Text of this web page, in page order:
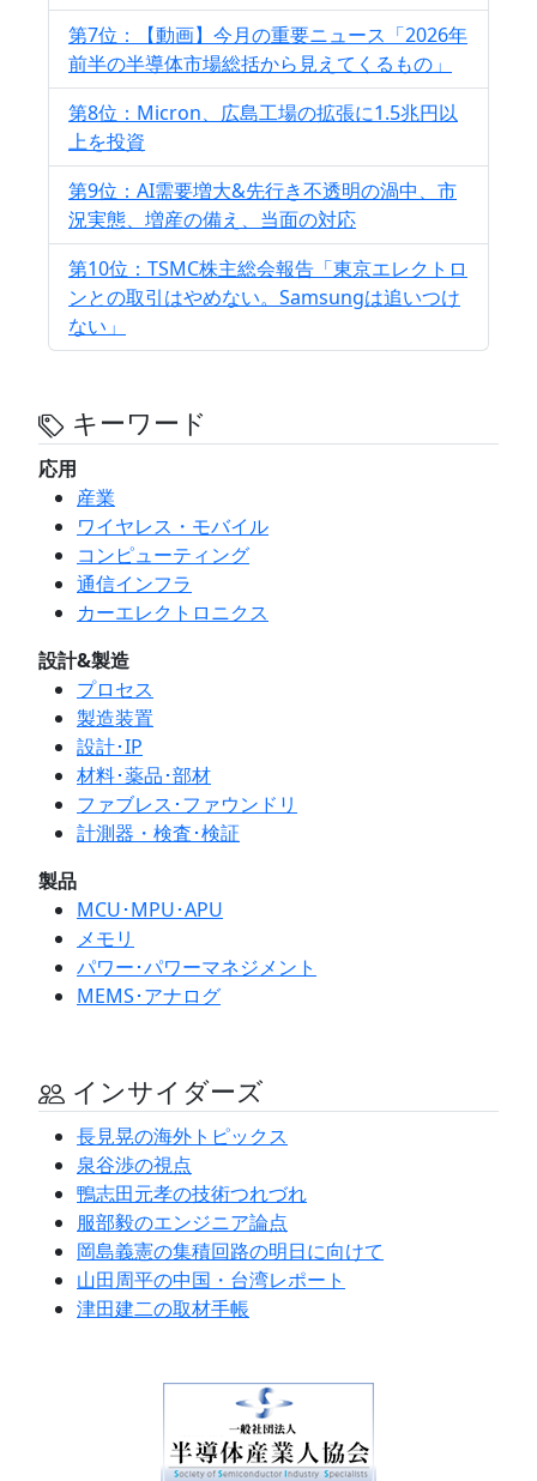
第7位：【動画】今月の重要ニュース「2026年
前半の半導体市場総括から見えてくるもの」
第8位：Micron、広島工場の拡張に1.5兆円以
上を投資
第9位：AI需要増大&先行き不透明の渦中、市
況実態、増産の備え、当面の対応
第10位：TSMC株主総会報告「東京エレクトロ
ンとの取引はやめない。Samsungは追いつけ
ない」
キーワード
応用
産業
ワイヤレス・モバイル
コンピューティング
通信インフラ
カーエレクトロニクス
設計&製造
プロセス
製造装置
設計･IP
材料･薬品･部材
ファブレス･ファウンドリ
計測器・検査･検証
製品
MCU･MPU･APU
メモリ
パワー･パワーマネジメント
MEMS･アナログ
インサイダーズ
長見晃の海外トピックス
泉谷渉の視点
鴨志田元孝の技術つれづれ
服部毅のエンジニア論点
岡島義憲の集積回路の明日に向けて
山田周平の中国・台湾レポート
津田建二の取材手帳